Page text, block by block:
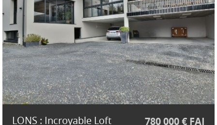
LONS : Incroyable Loft 780 000 € FAI